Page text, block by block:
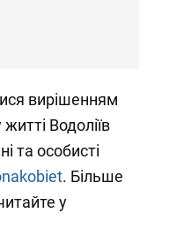
вирішенням
Водоліїв
та особисті
. Більше
у